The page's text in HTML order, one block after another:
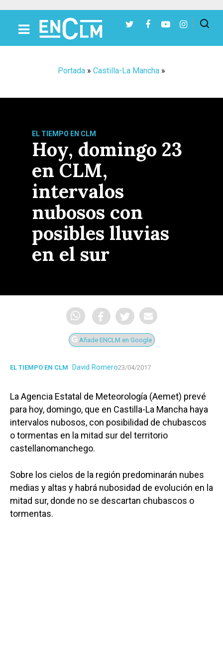
Portada » Castilla-La Mancha »
EL TIEMPO EN CLM
Hoy, domingo 23
en CLM,
intervalos
nubosos con
posibles lluvias
en el sur
Añade ENCLM en Google
EL TIEMPO EN CLM David Romero23/04/2017
La Agencia Estatal de Meteorología (Aemet) prevé
para hoy, domingo, que en Castilla-La Mancha haya
intervalos nubosos, con posibilidad de chubascos
o tormentas en la mitad sur del territorio
castellanomanchego.
Sobre los cielos de la región predominarán nubes
medias y altas y habrá nubosidad de evolución en la
mitad sur, donde no se descartan chubascos o
tormentas.